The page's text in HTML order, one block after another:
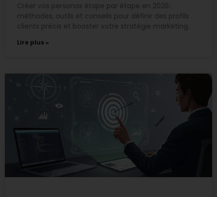
Créer vos personas étape par étape en 2026 :
méthodes, outils et conseils pour définir des profils
clients précis et booster votre stratégie marketing.
Lire plus »